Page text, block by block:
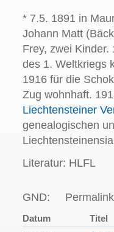
* 7.5. 1891 in
Johann Matt
Frey, zwei
des 1. Weltkriegs
1916 für die
Zug wohnhaft.
Liechtensteiner
genealogischen
Literatur: HLFL
GND:
Datum Titel